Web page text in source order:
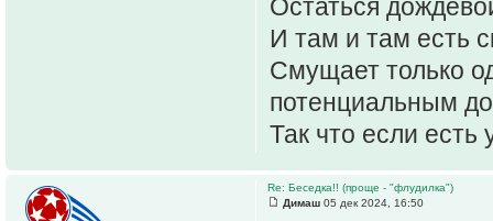
Остаться
И там и там есть
Смущает только
потенциальным
Так что если есть
Re: Беседка!! (проще - "флудилка")
Димаш 05 дек 2024, 16:50